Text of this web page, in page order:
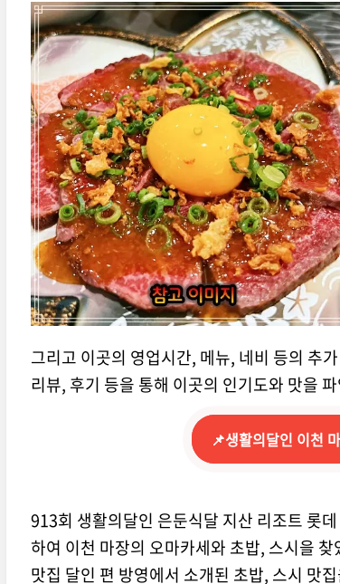
그리고 이곳의 영업시간, 메뉴, 네비 등의 추
리뷰, 후기 등을 통해 이곳의 인기도와 맛을
📌생활의달인 이천
913회 생활의달인 은둔식달 지산 리조트 롯
하여 이천 마장의 오마카세와 초밥, 스시을
맛집 달인 편 방영에서 소개된 초밥, 스시 맛